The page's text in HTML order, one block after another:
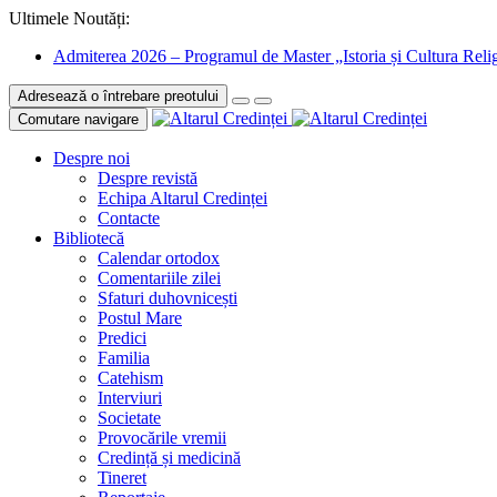
Ultimele Noutăți:
Admiterea 2026 – Programul de Master „Istoria și Cultura
Adresează o întrebare preotului
Comutare navigare
Despre noi
Despre revistă
Echipa Altarul Credinței
Contacte
Bibliotecă
Calendar ortodox
Comentariile zilei
Sfaturi duhovnicești
Postul Mare
Predici
Familia
Catehism
Interviuri
Societate
Provocările vremii
Credință și medicină
Tineret